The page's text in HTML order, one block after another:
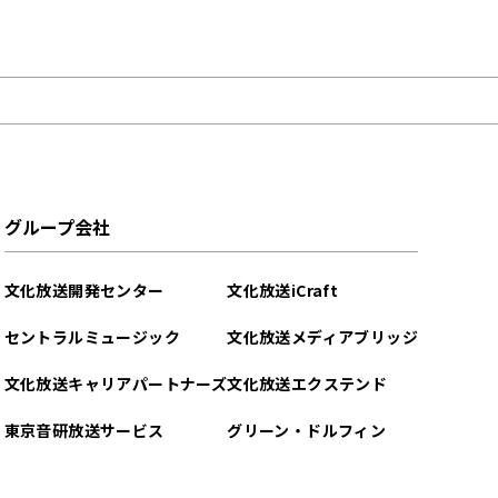
グループ会社
文化放送開発センター
セントラルミュージック
文化放送キャリアパートナーズ
東京音研放送サービス
文化放送iCraft
文化放送メディアブリッジ
文化放送エクステンド
グリーン・ドルフィン